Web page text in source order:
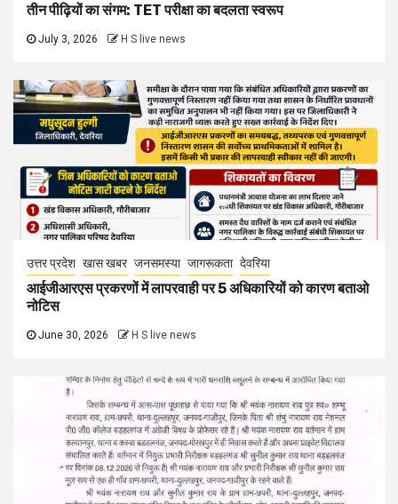
तीन पीढ़ियों का संगम: TET परीक्षा का बदलता स्वरूप
July 3, 2026 H S live news
उत्तर प्रदेश खास खबर जनसमस्या जागरूकता देवरिया
आईजीआरएस प्रकरणों में लापरवाही पर 5 अधिकारियों को कारण बताओ
नोटिस
June 30, 2026 H S live news